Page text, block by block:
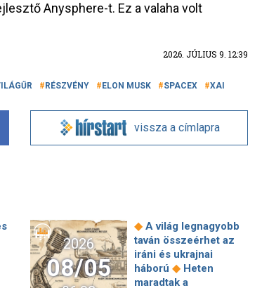
Anysphere-t. Ez a valaha volt
2026. JÚLIUS 9. 12:39
RÉSZVÉNY ELON MUSK SPACEX XAI
vissza a címlapra
2026
08/05
◆ A világ legnagyobb
taván összeérhet az
iráni és ukrajnai
háború ◆ Heten
maradtak a